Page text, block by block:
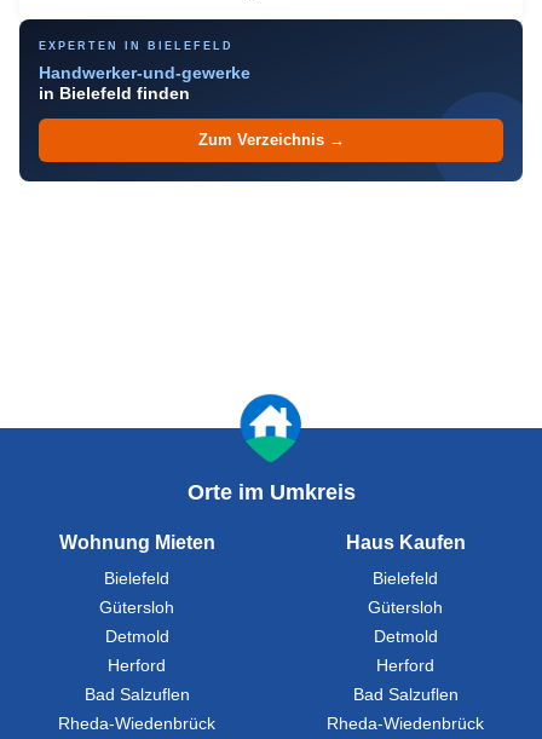
EXPERTEN IN BIELEFELD
Handwerker-und-gewerke
in Bielefeld finden
Zum Verzeichnis →
Orte im Umkreis
Wohnung Mieten
Bielefeld
Gütersloh
Detmold
Herford
Bad Salzuflen
Rheda-Wiedenbrück
Haus Kaufen
Bielefeld
Gütersloh
Detmold
Herford
Bad Salzuflen
Rheda-Wiedenbrück